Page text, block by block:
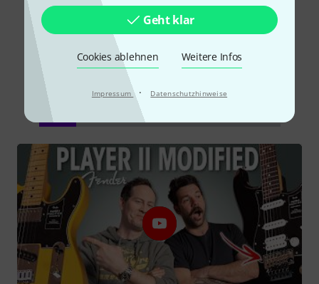
Geht klar
Cookies ablehnen Weitere Infos
Impressum · Datenschutzhinweise
Alle Bewertungen lesen
Schon gewusst?
Ratgeber